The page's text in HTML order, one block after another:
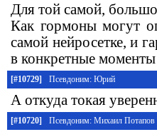
Для той самой,
Как гормоны могут
самой нейросетке, и
в конкретные
[#10729] Псевдоним: Юрий
А откуда токая
[#10720] Псевдоним: Михаил Потапов